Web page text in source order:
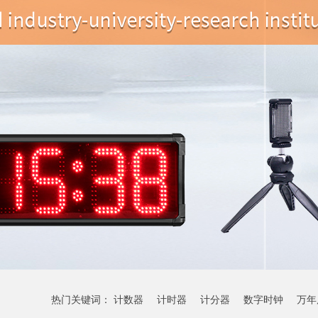
热门关键词： 计数器 计时器 计分器 数字时钟 万